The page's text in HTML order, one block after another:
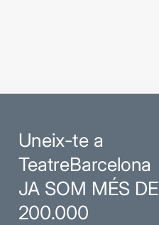
Uneix-te a
TeatreBarcelona
JA SOM MÉS DE
200.000